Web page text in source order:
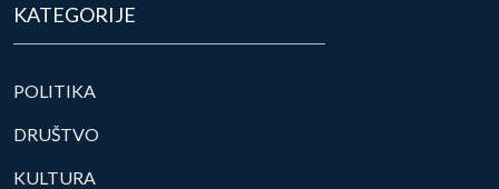
KATEGORIJE
POLITIKA
DRUŠTVO
KULTURA